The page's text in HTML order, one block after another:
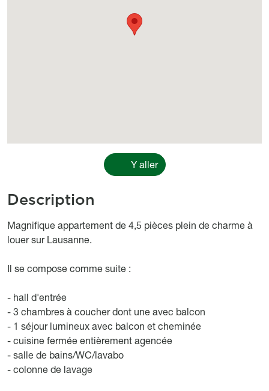
Y aller
Description
Object description
Magnifique appartement de 4,5 pièces plein de charme à
louer sur Lausanne.
Il se compose comme suite :
- hall d'entrée
- 3 chambres à coucher dont une avec balcon
- 1 séjour lumineux avec balcon et cheminée
- cuisine fermée entièrement agencée
- salle de bains/WC/lavabo
- colonne de lavage